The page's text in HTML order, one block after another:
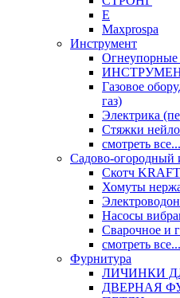
Е
Maxprospa
Инструмент
Огнеупорные
Газовое
газ)
Электрика
Стяжки
смотреть все...
Садово-огородный
Скотч
Хомуты
Насосы
Сварочное и
смотреть все...
Фурнитура
ЛИЧИНКИ
ДВЕРНАЯ